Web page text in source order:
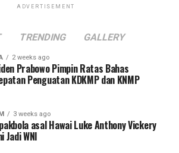
ADVERTISEMENT
TRENDING GALLERY
2 weeks ago
Prabowo Pimpin Ratas Bahas
Penguatan KDKMP dan KNMP
3 weeks ago
asal Hawai Luke Anthony Vickery
Jadi WNI